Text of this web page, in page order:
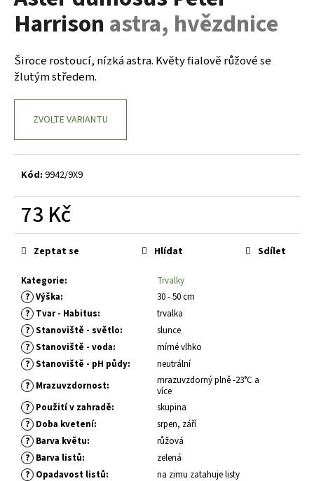
0,0
z
hvězdiček.
Harrison astra, hvězdnice
Široce rostoucí, nízká astra. Květy fialově růžové se
žlutým středem.
ZVOLTE VARIANTU
Kód: 9942/9X9
73 Kč
Měrná
cena:
Kategorie: Trvalky
? Výška: 30 - 50 cm
? Tvar - Habitus: trvalka
? Stanoviště - světlo: slunce
? Stanoviště - voda: mírné vlhko
? Stanoviště - pH půdy: neutrální
? Mrazuvzdornost:
mrazuvzdorný plně -23°C a
více
? Použití v zahradě: skupina
? Doba kvetení: srpen, září
? Barva květu: růžová
? Barva listů: zelená
? Opadavost listů: na zimu zatahuje listy
Zeptat se Hlídat Sdílet
a
j
í
t
o
u
u
e
m
e
SEDUM
TELEPHIUM
DARK
MAGIC